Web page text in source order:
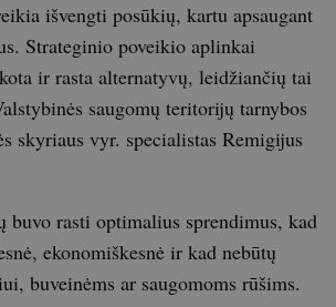
išvengti posūkių, kartu apsaugant
Strateginio poveikio aplinkai
ir rasta alternatyvų, leidžiančių tai
saugomų teritorijų tarnybos
skyriaus vyr. specialistas Remigijus
buvo rasti optimalius sprendimus, kad
ekonomiškesnė ir kad nebūtų
buveinėms ar saugomoms rūšims.